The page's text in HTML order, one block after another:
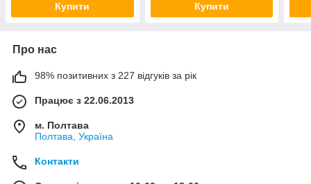
Купити Купити
Про нас
98% позитивних з 227 відгуків за рік
Працює з 22.06.2013
м. Полтава
Полтава, Україна
Контакти